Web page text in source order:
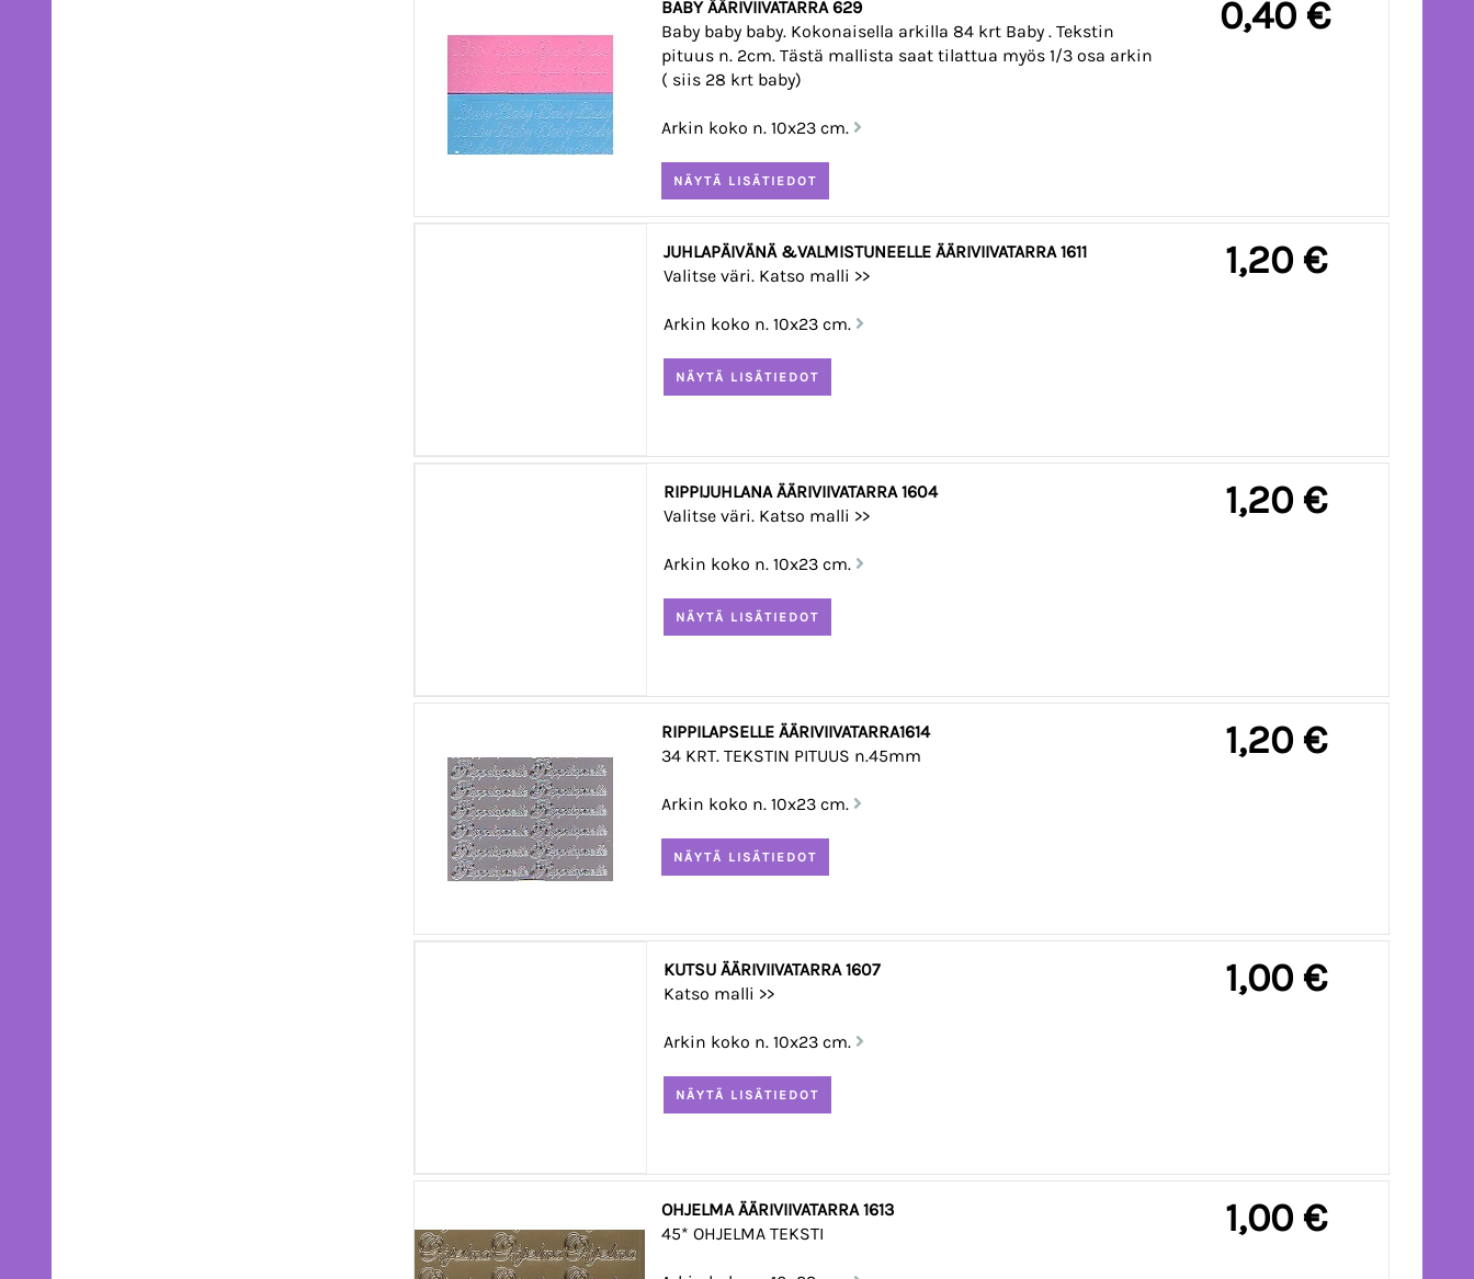
BABY ÄÄRIVIIVATARRA 629
Baby baby baby. Kokonaisella arkilla 84 krt Baby . Tekstin
pituus n. 2cm. Tästä mallista saat tilattua myös 1/3 osa arkin
( siis 28 krt baby)
Arkin koko n. 10x23 cm.
0,40 €
JUHLAPÄIVÄNÄ &VALMISTUNEELLE ÄÄRIVIIVATARRA 1611
Valitse väri. Katso malli >>
Arkin koko n. 10x23 cm.
1,20 €
RIPPIJUHLANA ÄÄRIVIIVATARRA 1604
Valitse väri. Katso malli >>
Arkin koko n. 10x23 cm.
1,20 €
RIPPILAPSELLE ÄÄRIVIIVATARRA1614
34 KRT. TEKSTIN PITUUS n.45mm
Arkin koko n. 10x23 cm.
1,20 €
KUTSU ÄÄRIVIIVATARRA 1607
Katso malli >>
Arkin koko n. 10x23 cm.
1,00 €
OHJELMA ÄÄRIVIIVATARRA 1613
45* OHJELMA TEKSTI
1,00 €